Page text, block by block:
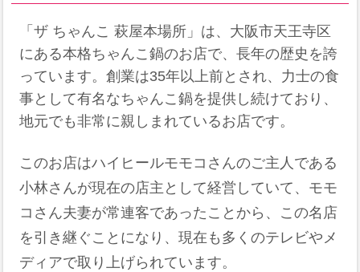
「ザ ちゃんこ 萩屋本場所」は、大阪市天王寺区
にある本格ちゃんこ鍋のお店で、長年の歴史を誇
っています。創業は35年以上前とされ、力士の食
事として有名なちゃんこ鍋を提供し続けており、
地元でも非常に親しまれているお店です。
このお店はハイヒールモモコさんのご主人である
小林さんが現在の店主として経営していて、モモ
コさん夫妻が常連客であったことから、この名店
を引き継ぐことになり、現在も多くのテレビやメ
ディアで取り上げられています。